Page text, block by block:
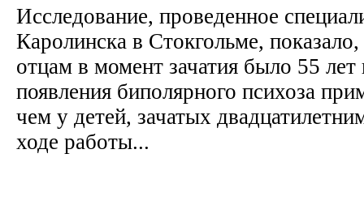
Исследование, проведенное
Каролинска в Стокгольме,
отцам в момент зачатия было 55 лет
появления биполярного психоза
чем у детей, зачатых
ходе работы...